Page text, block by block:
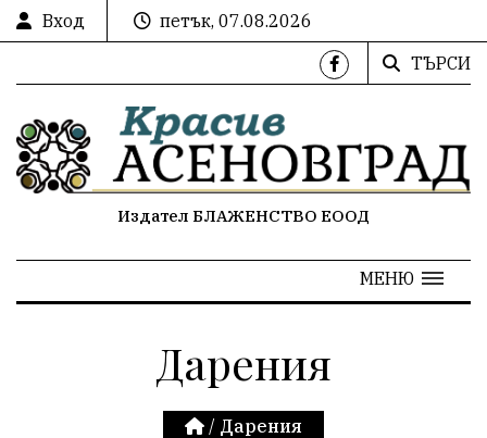
Вход
петък, 07.08.2026
ТЪРСИ
Издател БЛАЖЕНСТВО ЕООД
МЕНЮ
Дарения
/ Дарения